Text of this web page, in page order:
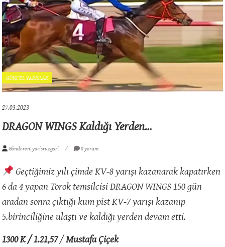
GÜNCEL YARIŞLAR
27.03.2023
DRAGON WINGS Kaldığı Yerden…
Gönderen: yarisruzgari 0 yorum
Geçtiğimiz yılı çimde KV-8 yarışı kazanarak kapatırken
6 da 4 yapan Torok temsilcisi DRAGON WINGS 150 gün
aradan sonra çıktığı kum pist KV-7 yarışı kazanıp
5.birinciliğine ulaştı ve kaldığı yerden devam etti.
1300 K / 1.21,57/Mustafa Çiçek